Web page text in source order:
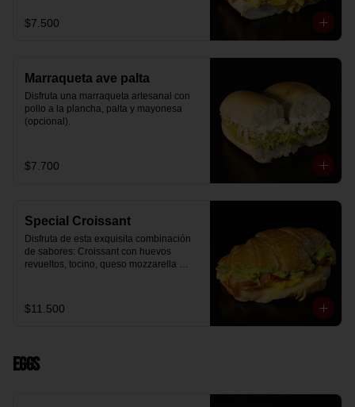
$7.500
Marraqueta ave palta
Disfruta una marraqueta artesanal con
pollo a la plancha, palta y mayonesa
(opcional).
$7.700
Special Croissant
Disfruta de esta exquisita combinación
de sabores: Croissant con huevos
revueltos, tocino, queso mozzarella
$11.500
Eggs